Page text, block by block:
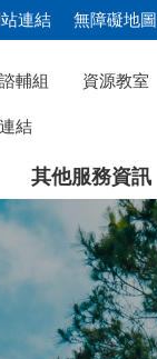
連結 無障礙地圖
諮輔組 資源教室
結
其他服務資訊